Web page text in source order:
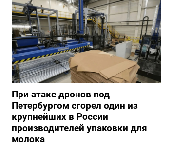
При атаке дронов под
Петербургом сгорел один из
крупнейших в России
производителей упаковки для
молока